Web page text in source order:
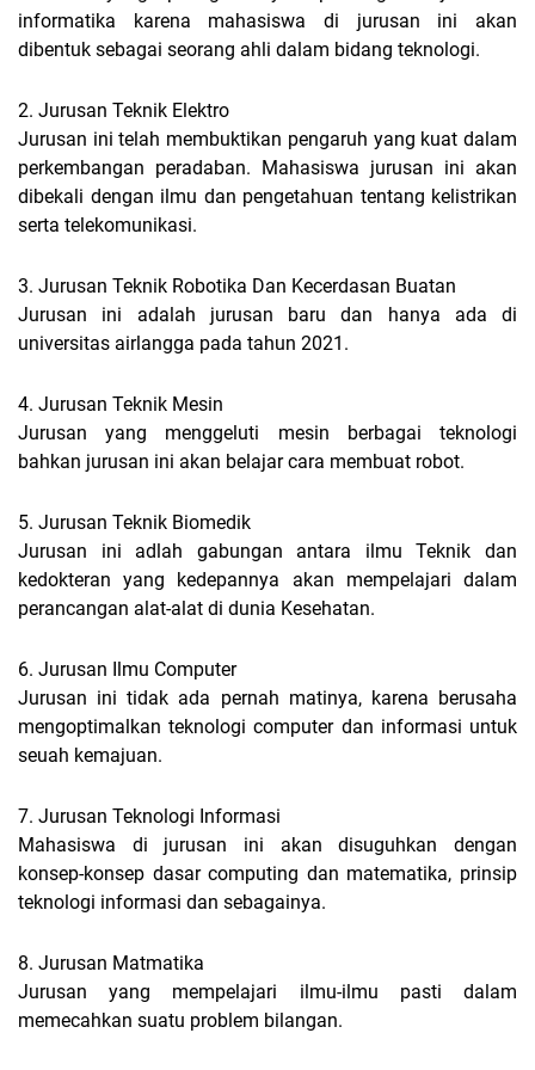
informatika karena mahasiswa di jurusan ini akan
dibentuk sebagai seorang ahli dalam bidang teknologi.
2. Jurusan Teknik Elektro
Jurusan ini telah membuktikan pengaruh yang kuat dalam
perkembangan peradaban. Mahasiswa jurusan ini akan
dibekali dengan ilmu dan pengetahuan tentang kelistrikan
serta telekomunikasi.
3. Jurusan Teknik Robotika Dan Kecerdasan Buatan
Jurusan ini adalah jurusan baru dan hanya ada di
universitas airlangga pada tahun 2021.
4. Jurusan Teknik Mesin
Jurusan yang menggeluti mesin berbagai teknologi
bahkan jurusan ini akan belajar cara membuat robot.
5. Jurusan Teknik Biomedik
Jurusan ini adlah gabungan antara ilmu Teknik dan
kedokteran yang kedepannya akan mempelajari dalam
perancangan alat-alat di dunia Kesehatan.
6. Jurusan Ilmu Computer
Jurusan ini tidak ada pernah matinya, karena berusaha
mengoptimalkan teknologi computer dan informasi untuk
seuah kemajuan.
7. Jurusan Teknologi Informasi
Mahasiswa di jurusan ini akan disuguhkan dengan
konsep-konsep dasar computing dan matematika, prinsip
teknologi informasi dan sebagainya.
8. Jurusan Matmatika
Jurusan yang mempelajari ilmu-ilmu pasti dalam
memecahkan suatu problem bilangan.